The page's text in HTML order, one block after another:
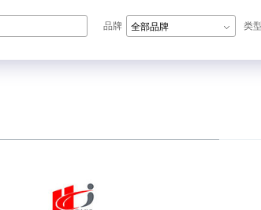
品牌 全部品牌 类型